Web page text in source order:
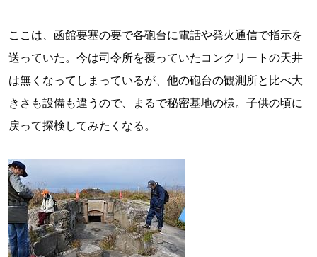
ここは、函館要塞の要で各砲台に電話や発火通信で指示を
送っていた。今は司令所を覆っていたコンクリートの天井
は無くなってしまっているが、他の砲台の観測所と比べ大
きさも設備も違うので、まるで秘密基地の様。子供の頃に
戻って探検してみたくなる。